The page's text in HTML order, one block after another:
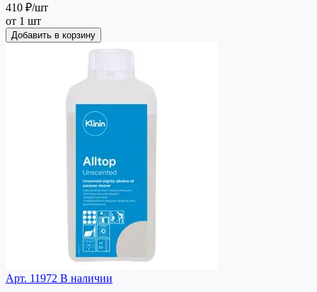
410 ₽/шт
от 1 шт
Добавить в корзину
Арт. 11972 В наличии